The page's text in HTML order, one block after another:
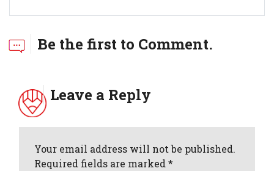
Be the first to Comment.
Leave a Reply
Your email address will not be published.
Required fields are marked *